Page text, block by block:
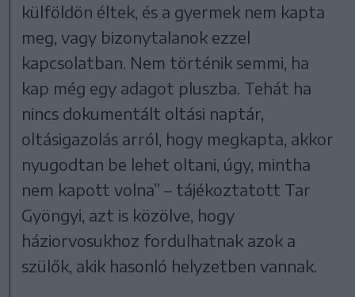
külföldön éltek, és a gyermek nem kapta
meg, vagy bizonytalanok ezzel
kapcsolatban. Nem történik semmi, ha
kap még egy adagot pluszba. Tehát ha
nincs dokumentált oltási naptár,
oltásigazolás arról, hogy megkapta, akkor
nyugodtan be lehet oltani, úgy, mintha
nem kapott volna” – tájékoztatott Tar
Gyöngyi, azt is közölve, hogy
háziorvosukhoz fordulhatnak azok a
szülők, akik hasonló helyzetben vannak.